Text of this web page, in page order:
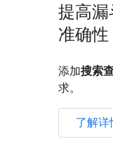
提高
准确性
添加搜索
求。
了解详